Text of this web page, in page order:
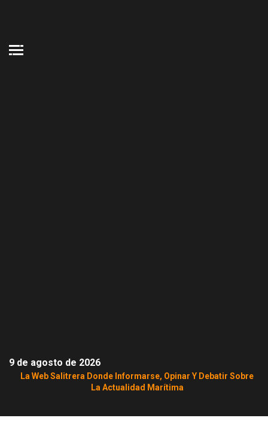
9 de agosto de 2026
La Web Salitrera Donde Informarse, Opinar Y Debatir Sobre
La Actualidad Marítima